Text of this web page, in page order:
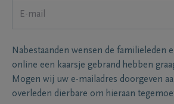
Nabestaanden wensen de familieleden
online een kaarsje gebrand hebben
Mogen wij uw e-mailadres doorgeven
overleden dierbare om hieraan